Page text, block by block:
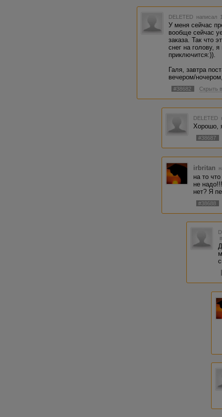
DELETED написал
У меня сейчас
вообще сейчас
заказа. Так что
снег на голову,
приключится:)).
Галя, завтра
вечером/
#38682 Скрыть
DELETED
Хорошо,
#38687
irbritan
на то
не
нет? Я
#38688